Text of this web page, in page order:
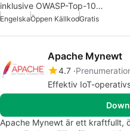
inklusive OWASP-Top-10…
EngelskaÖppen KällkodGratis
Apache Mynewt
4.7
Effektiv IoT-
Apache Mynewt är ett kraftfullt,